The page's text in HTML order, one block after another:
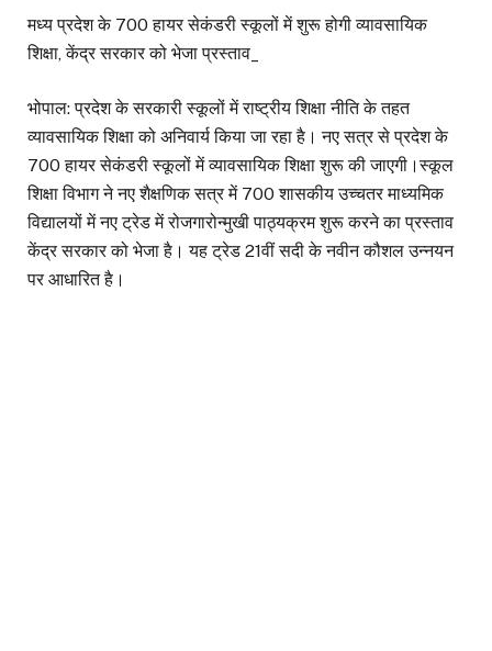
मध्य प्रदेश के 700 हायर सेकंडरी स्कूलों में शुरू होगी व्यावसायिक
शिक्षा, केंद्र सरकार को भेजा प्रस्ताव_
भोपाल: प्रदेश के सरकारी स्कूलों में राष्ट्रीय शिक्षा नीति के तहत
व्यावसायिक शिक्षा को अनिवार्य किया जा रहा है। नए सत्र से प्रदेश के
700 हायर सेकंडरी स्कूलों में व्यावसायिक शिक्षा शुरू की जाएगी।स्कूल
शिक्षा विभाग ने नए शैक्षणिक सत्र में 700 शासकीय उच्चतर माध्यमिक
विद्यालयों में नए ट्रेड में रोजगारोन्मुखी पाठ्यक्रम शुरू करने का प्रस्ताव
केंद्र सरकार को भेजा है। यह ट्रेड 21वीं सदी के नवीन कौशल उन्नयन
पर आधारित है।